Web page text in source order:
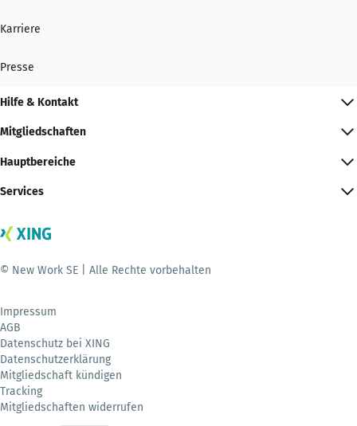
Karriere
Presse
Hilfe & Kontakt
Mitgliedschaften
Hauptbereiche
Services
© New Work SE | Alle Rechte vorbehalten
Impressum
AGB
Datenschutz bei XING
Datenschutzerklärung
Mitgliedschaft kündigen
Tracking
Mitgliedschaften widerrufen